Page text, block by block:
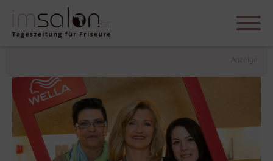
Anzeige